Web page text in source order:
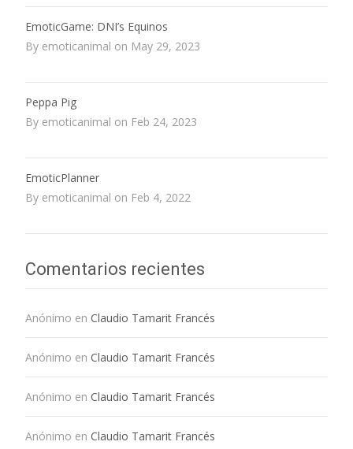
EmoticGame: DNI’s Equinos
By emoticanimal on May 29, 2023
Peppa Pig
By emoticanimal on Feb 24, 2023
EmoticPlanner
By emoticanimal on Feb 4, 2022
Comentarios recientes
Anónimo en Claudio Tamarit Francés
Anónimo en Claudio Tamarit Francés
Anónimo en Claudio Tamarit Francés
Anónimo en Claudio Tamarit Francés